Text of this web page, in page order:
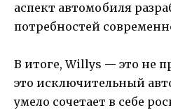
аспект автомобиля
потребностей
В итоге, Willys — это не
это исключительный
умело сочетает в себе